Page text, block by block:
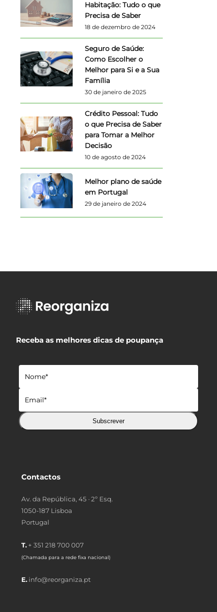
Habitação: Tudo o que
Precisa de Saber
18 de dezembro de 2024
Seguro de Saúde:
Como Escolher o
Melhor para Si e a Sua
Família
30 de janeiro de 2025
Crédito Pessoal: Tudo
o que Precisa de Saber
para Tomar a Melhor
Decisão
10 de agosto de 2024
Melhor plano de saúde
em Portugal
29 de janeiro de 2024
Receba as melhores dicas de poupança
Subscrever
Contactos
Av. da República, 45 · 2º Esq.
1050-187 Lisboa
Portugal
T. + 351 218 700 007
(Chamada para a rede fixa nacional)
E. info@reorganiza.pt